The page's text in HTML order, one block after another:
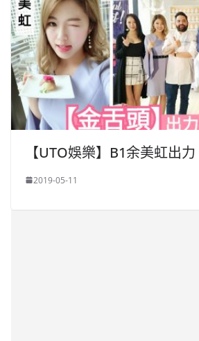
【UTO娛樂】B1余美虹出
2019-05-11